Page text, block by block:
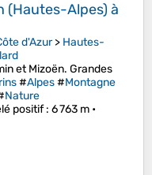
(Hautes-Alpes) à
d'Azur> Hautes-
et Mizoën. Grandes
#Alpes#Montagne
Nature
positif: 6 763 m •